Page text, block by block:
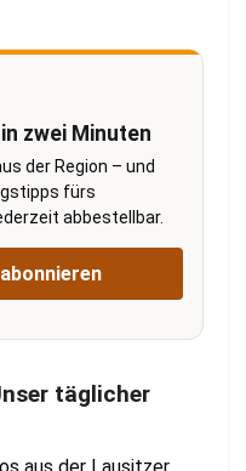
zwei Minuten
der Region – und
fürs
abbestellbar.
täglicher
aus der Lausitzer